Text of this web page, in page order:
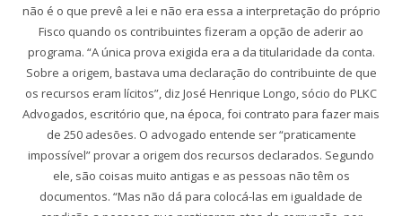
não é o que prevê a lei e não era essa a interpretação do próprio
Fisco quando os contribuintes fizeram a opção de aderir ao
programa. “A única prova exigida era a da titularidade da conta.
Sobre a origem, bastava uma declaração do contribuinte de que
os recursos eram lícitos”, diz José Henrique Longo, sócio do PLKC
Advogados, escritório que, na época, foi contrato para fazer mais
de 250 adesões. O advogado entende ser “praticamente
impossível” provar a origem dos recursos declarados. Segundo
ele, são coisas muito antigas e as pessoas não têm os
documentos. “Mas não dá para colocá-las em igualdade de